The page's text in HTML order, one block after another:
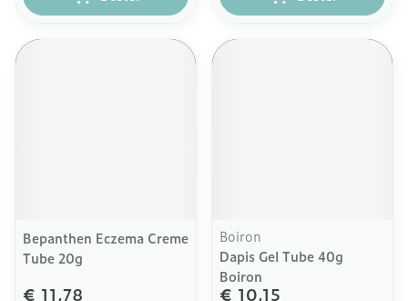
Bepanthen Eczema Creme
Tube 20g
€ 11,78
Boiron
Dapis Gel Tube 40g
Boiron
€ 10,15